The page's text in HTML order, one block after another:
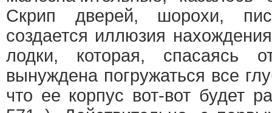
Скрип дверей, шорохи,
создается иллюзия
лодки, которая, спасаясь
вынуждена погружаться все
что ее корпус вот-вот будет